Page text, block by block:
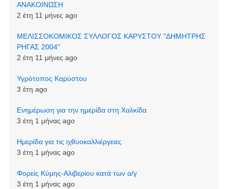
ΑΝΑΚΟΙΝΩΣΗ
2 έτη 11 μήνες ago
ΜΕΛΙΣΣΟΚΟΜΙΚΟΣ ΣΥΛΛΟΓΟΣ ΚΑΡΥΣΤΟΥ "ΔΗΜΗΤΡΗΣ
ΡΗΓΑΣ 2004"
2 έτη 11 μήνες ago
Υγρότοπος Καρύστου
3 έτη ago
Ενημέρωση για την ημερίδα στη Χαλκίδα
3 έτη 1 μήνας ago
Ημερίδα για τις ιχθυοκαλλιέργειες
3 έτη 1 μήνας ago
Φορείς Κύμης-Αλιβερίου κατά των α/γ
3 έτη 1 μήνας ago